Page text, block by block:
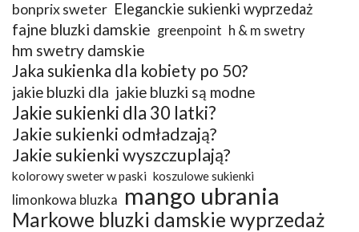
bonprix sweter Eleganckie sukienki wyprzedaż
fajne bluzki damskie greenpoint h & m swetry
hm swetry damskie
Jaka sukienka dla kobiety po 50?
jakie bluzki dla jakie bluzki są modne
Jakie sukienki dla 30 latki?
Jakie sukienki odmładzają?
Jakie sukienki wyszczuplają?
kolorowy sweter w paski koszulowe sukienki
limonkowa bluzka mango ubrania
Markowe bluzki damskie wyprzedaż